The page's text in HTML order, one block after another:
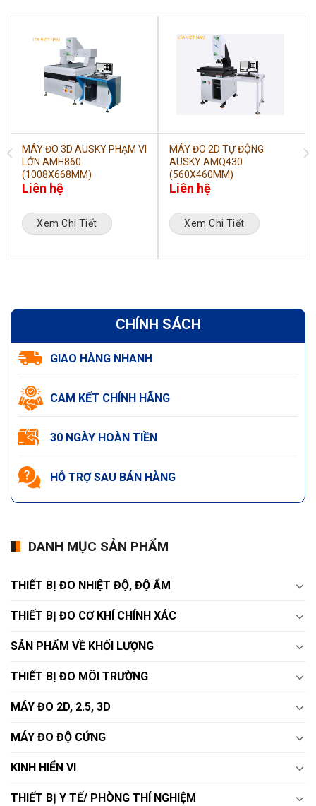
MÁY ĐO 3D AUSKY PHẠM VI
LỚN AMH860
(1008X668MM)
Liên hệ
Xem Chi Tiết
MÁY ĐO 2D TỰ ĐỘNG
AUSKY AMQ430
(560X460MM)
Liên hệ
Xem Chi Tiết
CHÍNH SÁCH
GIAO HÀNG NHANH
CAM KẾT CHÍNH HÃNG
30 NGÀY HOÀN TIỀN
HỖ TRỢ SAU BÁN HÀNG
DANH MỤC SẢN PHẨM
THIẾT BỊ ĐO NHIỆT ĐỘ, ĐỘ ẨM
THIẾT BỊ ĐO CƠ KHÍ CHÍNH XÁC
SẢN PHẨM VỀ KHỐI LƯỢNG
THIẾT BỊ ĐO MÔI TRƯỜNG
MÁY ĐO 2D, 2.5, 3D
MÁY ĐO ĐỘ CỨNG
KINH HIỂN VI
THIẾT BỊ Y TẾ/ PHÒNG THÍ NGHIỆM